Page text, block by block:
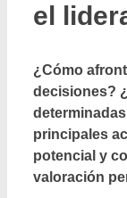
el
¿Cómo
decisiones?
principales
potencial y
valoración